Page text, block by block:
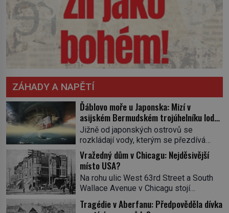
ZÁHADY A NAPĚTÍ
Ďáblovo moře u Japonska: Mizí v
asijském Bermudském trojúhelníku lodě
ve spárech neznámé síly?
Jižně od japonských ostrovů se
rozkládají vody, kterým se přezdívá
Ďáblovo moře. Vypráví se o lodích
mizejících beze stopy, podivných
světlech, zrádných proudech i mořských
dracích, kteří měli tyto končiny střežit už
v dávných legendách. Je tichomořský
Dračí trojúhelník skutečně prokletým
Vražedný dům v Chicagu: Nejděsivější
místo USA?
Na rohu ulic West 63rd Street a South
Wallace Avenue v Chicagu stojí
nenápadná pošta. Nemá žádný speciální
nápis ani pamětní desku. A přesto prý
Tragédie v Aberfanu: Předpověděla dívka